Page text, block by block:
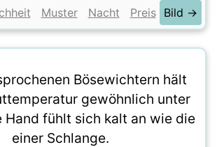
Muster Nacht Preis Bild →
Bösewichtern hält
gewöhnlich unter
Hand fühlt sich kalt an wie die
einer Schlange.